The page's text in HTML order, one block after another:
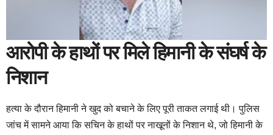
आरोपी के हाथों पर मिले हिमानी के संघर्ष के
निशान
हत्या के दौरान हिमानी ने खुद को बचाने के लिए पूरी ताकत लगाई थी। पुलिस
जांच में सामने आया कि सचिन के हाथों पर नाखूनों के निशान थे, जो हिमानी के